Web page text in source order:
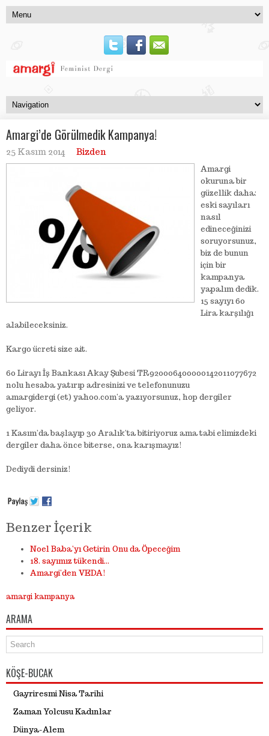
Amargi’de Görülmedik Kampanya!
25 Kasım 2014 Bizden
Amargi
okuruna bir
güzellik daha:
eski sayıları
nasıl
edineceğinizi
soruyorsunuz,
biz de bunun
için bir
kampanya
yapalım dedik.
15 sayıyı 60
Lira karşılığı
alabileceksiniz.
Kargo ücreti size ait.
60 Lirayı İş Bankası Akay Şubesi TR920006400000142011077672
nolu hesaba yatırıp adresinizi ve telefonunuzu
amargidergi (et) yahoo.com’a yazıyorsunuz, hop dergiler
geliyor.
1 Kasım’da başlayıp 30 Aralık’ta bitiriyoruz ama tabi elimizdeki
dergiler daha önce biterse, ona karışmayız!
Dediydi dersiniz!
Benzer İçerik
Noel Baba’yı Getirin Onu da Öpeceğim
18. sayımız tükendi…
Amargi’den VEDA!
amargi kampanya
ARAMA
KÖŞE-BUCAK
Gayriresmi Nisa Tarihi
Zaman Yolcusu Kadınlar
Dünya-Alem